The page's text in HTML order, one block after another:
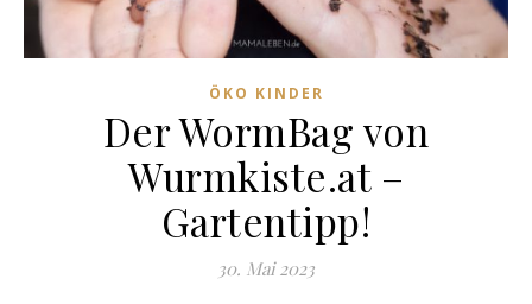
ÖKO KINDER
Der WormBag von
Wurmkiste.at –
Gartentipp!
30. Mai 2023